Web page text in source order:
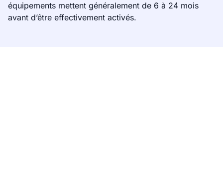
équipements mettent généralement de 6 à 24 mois
avant d’être effectivement activés.